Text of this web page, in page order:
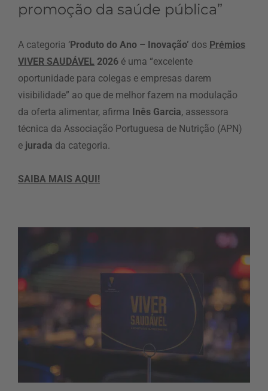
promoção da saúde pública”
A categoria ‘Produto do Ano – Inovação’ dos Prémios
VIVER SAUDÁVEL 2026 é uma “excelente
oportunidade para colegas e empresas darem
visibilidade” ao que de melhor fazem na modulação
da oferta alimentar, afirma Inês Garcia, assessora
técnica da Associação Portuguesa de Nutrição (APN)
e jurada da categoria.
SAIBA MAIS AQUI!